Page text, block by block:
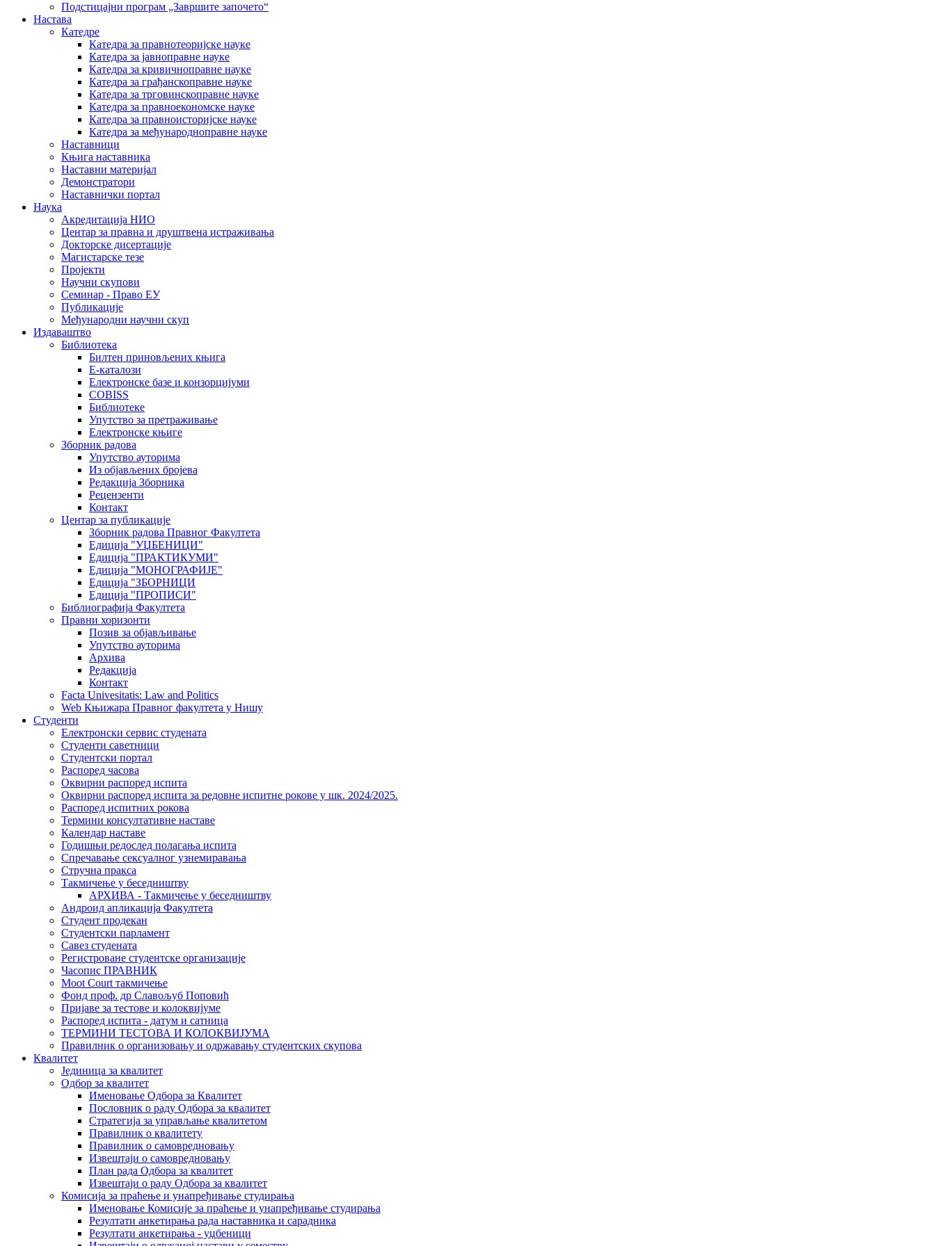
Подстицајни програм „Завршите започето“
Настава
Катедре
Катедра за правнотеоријске науке
Катедра за јавноправне науке
Катедра за кривичноправне науке
Катедра за грађанскоправне науке
Катедра за трговинскоправне науке
Катедра за правноекономске науке
Катедра за правноисторијске науке
Катедра за међународноправне науке
Наставници
Књига наставника
Наставни материјал
Демонстратори
Наставнички портал
Наука
Акредитација НИО
Центар за правна и друштвена истраживања
Докторске дисертације
Магистарске тезе
Пројекти
Научни скупови
Семинар - Право ЕУ
Публикације
Међународни научни скуп
Издаваштво
Библиотека
Билтен приновљених књига
Е-каталози
Електронске базе и конзорцијуми
COBISS
Библиотеке
Упутство за претраживање
Електронске књиге
Зборник радова
Упутство ауторима
Из објављених бројева
Редакција Зборника
Рецензенти
Контакт
Центар за публикације
Зборник радова Правног Факултета
Едиција "УЏБЕНИЦИ"
Едиција "ПРАКТИКУМИ"
Едиција "МОНОГРАФИЈЕ"
Едиција "ЗБОРНИЦИ
Едиција "ПРОПИСИ"
Библиографија Факултета
Правни хоризонти
Позив за објављивање
Упутство ауторима
Архива
Редакција
Контакт
Facta Univesitatis: Law and Politics
Web Књижара Правног факултета у Нишу
Студенти
Електронски сервис студената
Студенти саветници
Студентски портал
Распоред часова
Оквирни распоред испита
Оквирни распоред испита за редовне испитне рокове у шк. 2024/2025.
Распоред испитних рокова
Термини консултативне наставе
Календар наставе
Годишњи редослед полагања испита
Спречавање сексуалног узнемиравања
Стручна пракса
Такмичење у беседништву
АРХИВА - Такмичење у беседништву
Андроид апликација Факултета
Студент продекан
Студентски парламент
Савез студената
Регистроване студентске организације
Часопис ПРАВНИК
Moot Court такмичење
Фонд проф. др Славољуб Поповић
Пријаве за тестове и колоквијуме
Распоред испита - датум и сатница
ТЕРМИНИ ТЕСТОВА И КОЛОКВИЈУМА
Правилник о организовању и одржавању студентских скупова
Квалитет
Јединица за квалитет
Одбор за квалитет
Именовање Одбора за Квалитет
Пословник о раду Одбора за квалитет
Стратегија за управљање квалитетом
Правилник о квалитету
Правилник о самовредновању
Извештаји о самовредновању
План рада Одбора за квалитет
Извештаји о раду Одбора за квалитет
Комисија за праћење и унапређивање студирања
Именовање Комисије за праћење и унапређивање студирања
Резултати анкетирања рада наставника и сарадника
Резултати анкетирања - уџбеници